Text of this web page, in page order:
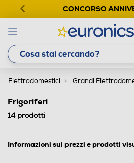
CONCORSO
Elettrodomestici Grandi
Frigoriferi
14prodotti
Informazioni sui prezzi e prodotti